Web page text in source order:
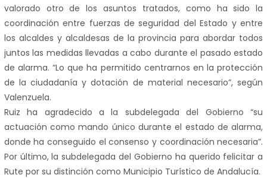
valorado otro de los asuntos tratados, como ha sido la
coordinación entre fuerzas de seguridad del Estado y entre
los alcaldes y alcaldesas de la provincia para abordar todos
juntos las medidas llevadas a cabo durante el pasado estado
de alarma. “Lo que ha permitido centrarnos en la protección
de la ciudadanía y dotación de material necesario”, según
Valenzuela.
Ruiz ha agradecido a la subdelegada del Gobierno “su
actuación como mando único durante el estado de alarma,
donde ha conseguido el consenso y coordinación necesaria”.
Por último, la subdelegada del Gobierno ha querido felicitar a
Rute por su distinción como Municipio Turístico de Andalucía.